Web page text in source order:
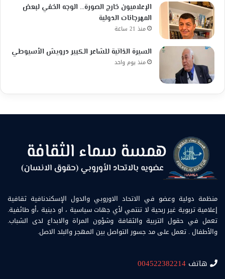
الإعلاميون خارج الصورة… الوجه الخفي لبعض
المهرجانات الدولية
منذ 21 ساعة
السيرة الذاتية للشاعر الكبير درويش الأسيوطي
منذ يوم واحد
منظمة دولية وعضو في الاتحاد الاوروبي والدول الإسكندنافية ثقافية
إعلامية تربوية غير ربحية لا تنتمي لأي جهات سياسية ، او دينية ،أو طائفية.
تعمل في حقول التربية والثقافة وشؤون المراة والابداع لدى الشباب.
والأطفال . تعمل على مد جسور التواصل بين المهجر والبلد الاصل.
هاتف 004522382214